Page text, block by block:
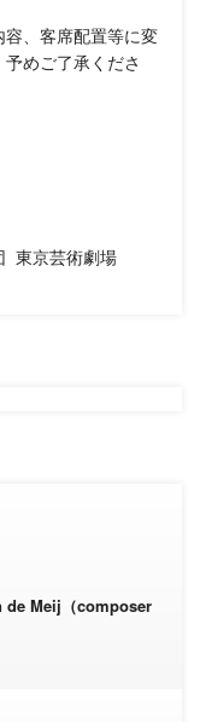
、客席配置等に変
めご了承くださ
東京芸術劇場
de Meij（composer